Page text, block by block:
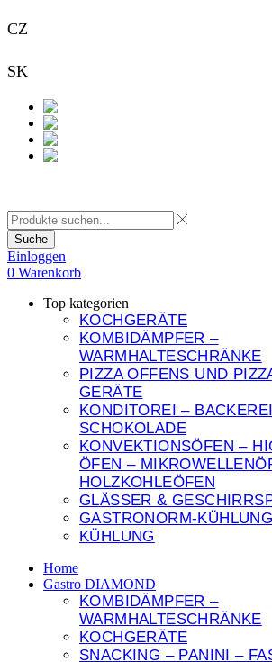
CZ
SK
Suche
Einloggen
0 Warenkorb
Top kategorien
KOCHGERÄTE
KOMBIDÄMPFER –
WARMHALTESCHRÄNKE
PIZZA OFFENS UND
GERÄTE
KONDITOREI –
SCHOKOLADE
KONVEKTIONSÖFEN –
ÖFEN –
HOLZKOHLEÖFEN
GLÄSSER &
GASTRONORM-KÜHLUNG
KÜHLUNG
Home
Gastro DIAMOND
KOMBIDÄMPFER –
WARMHALTESCHRÄNKE
KOCHGERÄTE
SNACKING – PANINI –